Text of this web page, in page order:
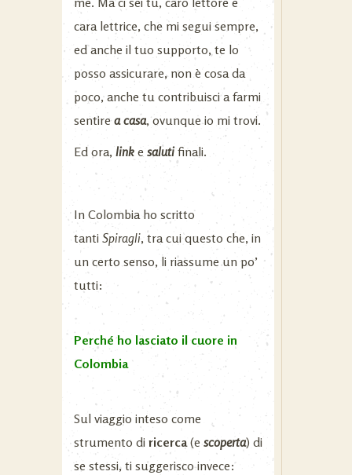
cara lettrice, che mi segui sempre,
ed anche il tuo supporto, te lo
posso assicurare, non è cosa da
poco, anche tu contribuisci a farmi
sentirea casa, ovunque io mi trovi.
Ed ora, link e salutifinali.
In Colombia ho scritto
tanti Spiragli, tra cui questo che, in
un certo senso, li riassume un po’
tutti:
Perché ho lasciato il cuore in
Colombia
Sul viaggio inteso come
strumento di ricerca(e scoperta) di
se stessi, ti suggerisco invece: